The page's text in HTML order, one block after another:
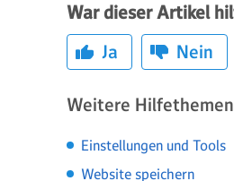
War dieser Artikel
Ja
Nein
Weitere Hilfethemen
Einstellungen und Tools
Website speichern